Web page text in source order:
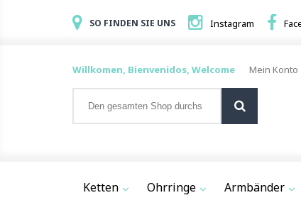
SO FINDEN SIE UNS Instagram
Mein Konto
Willkomen, Bienvenidos, Welcome
Ketten Ohrringe Armbänder